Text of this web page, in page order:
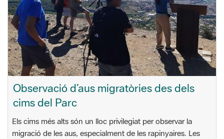
Observació d’aus migratòries des dels
cims del Parc
Els cims més alts són un lloc privilegiat per observar la
migració de les aus, especialment de les rapinyaires. Les